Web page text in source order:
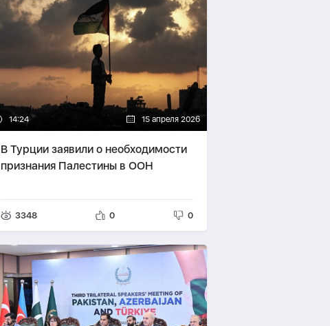
14:24 15 апреля 2026
В Турции заявили о необходимости
признания Палестины в ООН
3348 0 0